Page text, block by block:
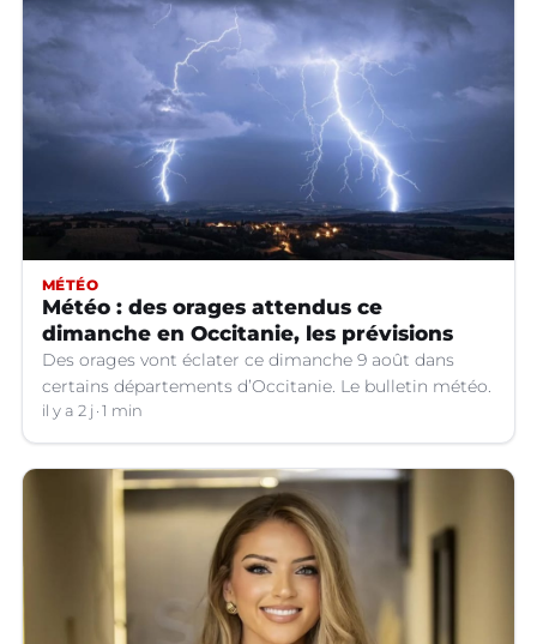
MÉTÉO
Météo : des orages attendus ce
dimanche en Occitanie, les prévisions
Des orages vont éclater ce dimanche 9 août dans
certains départements d’Occitanie. Le bulletin météo.
il y a 2 j 1 min